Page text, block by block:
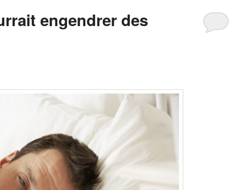
engendrer des